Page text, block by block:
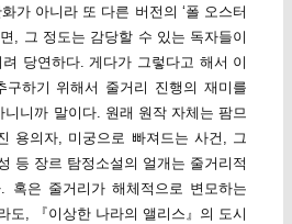
가 아니라 또 다른 버전의 ‘폴 오스터
, 그 정도는 감당할 수 있는 독자들이
당연하다. 게다가 그렇다고 해서 이
구하기 위해서 줄거리 진행의 재미를
니까 말이다. 원래 원작 자체는 팜므
용의자, 미궁으로 빠져드는 사건, 그
등 장르 탐정소설의 얼개는 줄거리적
혹은 줄거리가 해체적으로 변모하는
도, 『이상한 나라의 앨리스』의 도시